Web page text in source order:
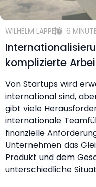
WILHELM LAPPE 6
komplizierte
Von Startups wird
international sind,
gibt viele
internationale
finanzielle
Unternehmen das
Produkt und dem
unterschiedliche